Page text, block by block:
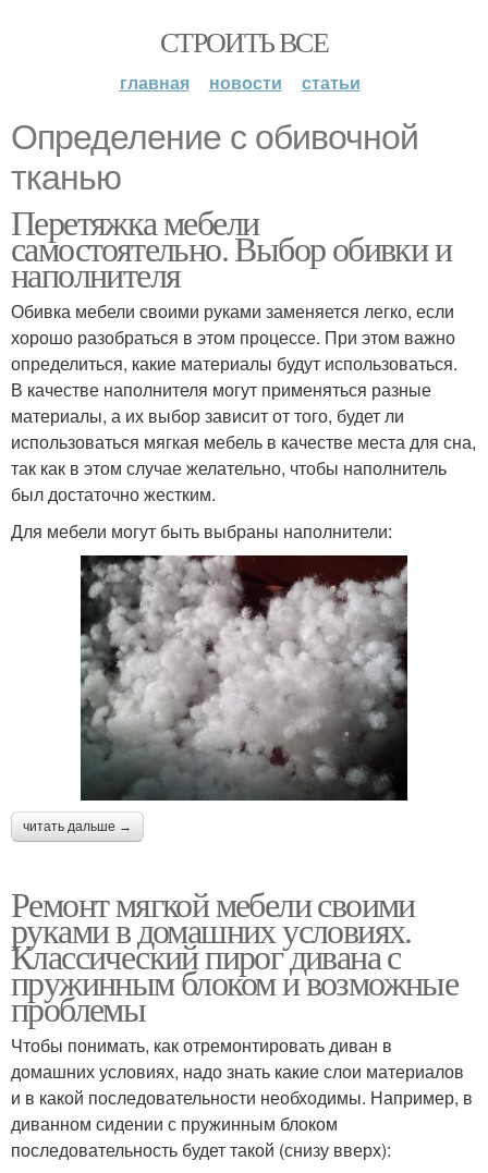
СТРОИТЬ ВСЕ
главная новости статьи
Определение с обивочной
тканью
Перетяжка мебели
самостоятельно. Выбор обивки и
наполнителя
Обивка мебели своими руками заменяется легко, если
хорошо разобраться в этом процессе. При этом важно
определиться, какие материалы будут использоваться.
В качестве наполнителя могут применяться разные
материалы, а их выбор зависит от того, будет ли
использоваться мягкая мебель в качестве места для сна,
так как в этом случае желательно, чтобы наполнитель
был достаточно жестким.
Для мебели могут быть выбраны наполнители:
читать дальше →
Ремонт мягкой мебели своими
руками в домашних условиях.
Классический пирог дивана с
пружинным блоком и возможные
проблемы
Чтобы понимать, как отремонтировать диван в
домашних условиях, надо знать какие слои материалов
и в какой последовательности необходимы. Например, в
диванном сидении с пружинным блоком
последовательность будет такой (снизу вверх):